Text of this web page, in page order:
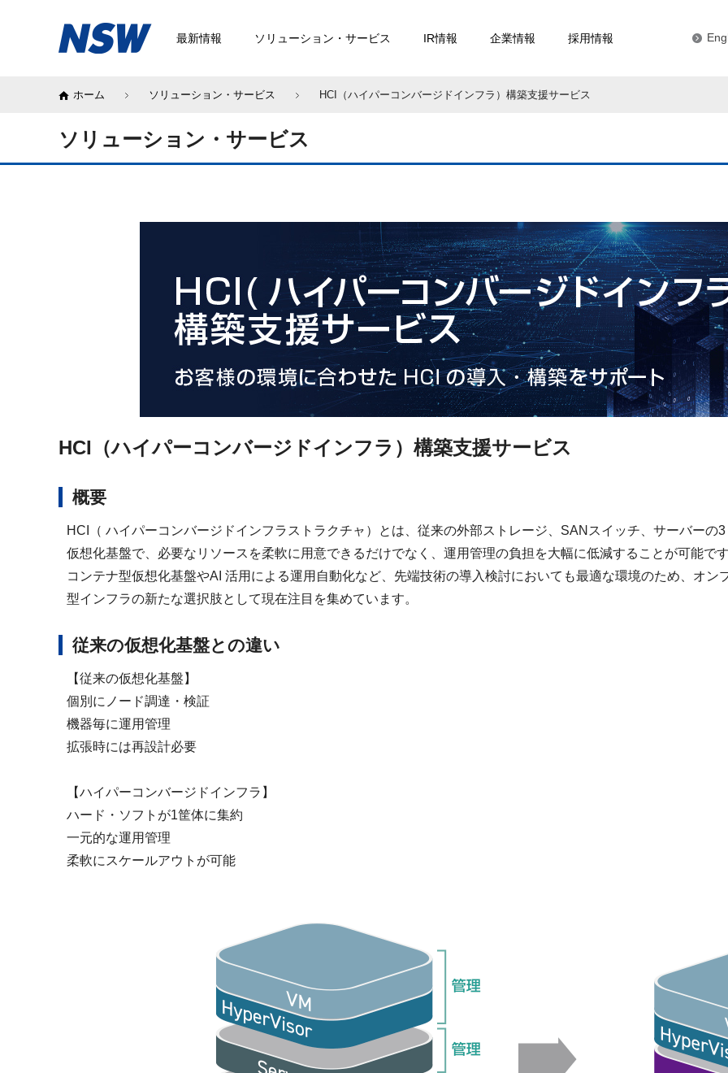
最新情報 ソリューション・サービス IR情報 企業情報 採用情報
ホーム ソリューション・サービス HCI（ハイパーコンバージドインフラ）構築支援サービス
ソリューション・サービス
HCI（ハイパーコンバージドインフラ）構築支援サービス
概要
HCI（ ハイパーコンバージドインフラストラクチャ）とは、従来の外部ストレージ、SANスイッチ、サーバーの
仮想化基盤で、必要なリソースを柔軟に用意できるだけでなく、運用管理の負担を大幅に低減することが可能で
コンテナ型仮想化基盤やAI 活用による運用自動化など、先端技術の導入検討においても最適な環境のため、オ
型インフラの新たな選択肢として現在注目を集めています。
従来の仮想化基盤との違い
【従来の仮想化基盤】
個別にノード調達・検証
機器毎に運用管理
拡張時には再設計必要
【ハイパーコンバージドインフラ】
ハード・ソフトが1筐体に集約
一元的な運用管理
柔軟にスケールアウトが可能